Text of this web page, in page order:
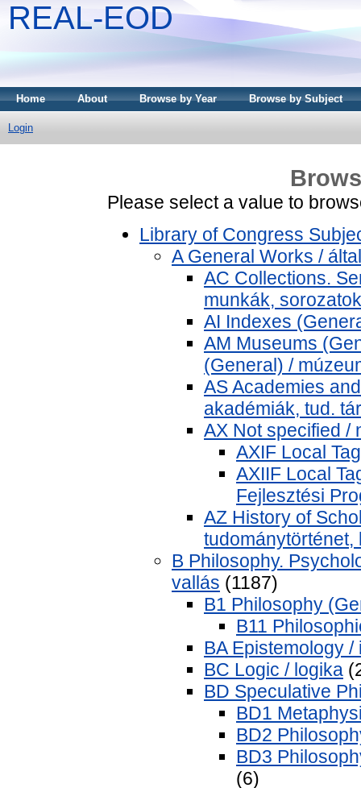
REAL-EOD
Home About Browse by Year Browse by Subject
Login
Please select a value to
Library of Congress
A General Works /
AC Collections.
munkák, sorozatok
AI Indexes
AM Museums
(General) /
AS Academies
akadémiák, tud.
AX Not specified /
AXIF Local
AXIIF Local
Fejlesztési
AZ History of
tudománytörténet,
B Philosophy.
vallás (1187)
B1 Philosophy
B11
BA Epistemology
BC Logic / logika
BD Speculative
BD1
BD2
BD3
(6)